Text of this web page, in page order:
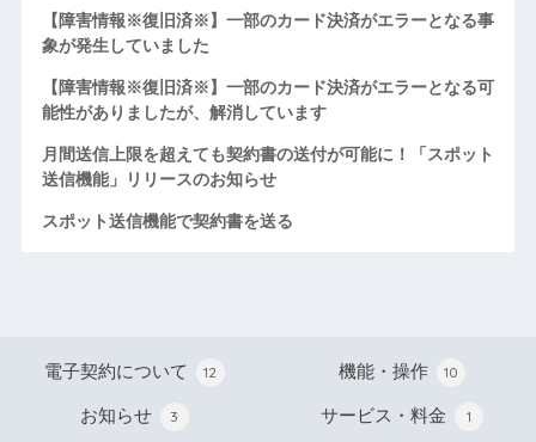
【障害情報※復旧済※】一部のカード決済がエラーとなる事
象が発生していました
【障害情報※復旧済※】一部のカード決済がエラーとなる可
能性がありましたが、解消しています
月間送信上限を超えても契約書の送付が可能に！「スポット
送信機能」リリースのお知らせ
スポット送信機能で契約書を送る
電子契約について 12 機能・操作 10
お知らせ 3 サービス・料金 1